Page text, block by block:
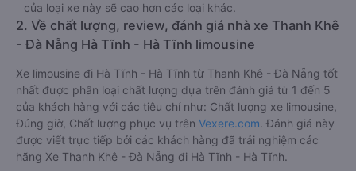
của loại xe này sẽ cao hơn các loại khác.
2. Về chất lượng, review, đánh giá nhà xe Thanh Khê
- Đà Nẵng Hà Tĩnh - Hà Tĩnh limousine
Xe limousine đi Hà Tĩnh - Hà Tĩnh từ Thanh Khê - Đà Nẵng tốt
nhất được phân loại chất lượng dựa trên đánh giá từ 1 đến 5
của khách hàng với các tiêu chí như: Chất lượng xe limousine,
Đúng giờ, Chất lượng phục vụ trên Vexere.com. Đánh giá này
được viết trực tiếp bởi các khách hàng đã trải nghiệm các
hãng Xe Thanh Khê - Đà Nẵng đi Hà Tĩnh - Hà Tĩnh.